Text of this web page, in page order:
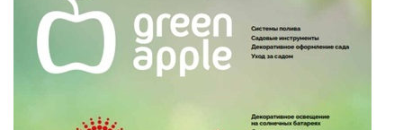
КЛЕЙКИЕ ЛЕНТЫ